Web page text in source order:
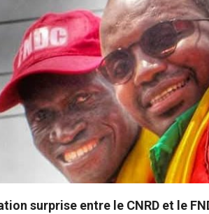
surprise entre le CNRD et le